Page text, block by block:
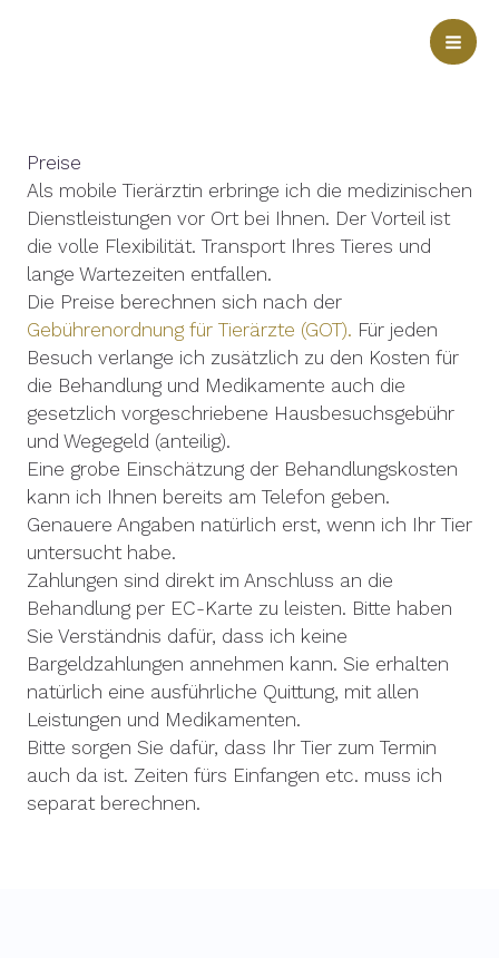
Preise
Als mobile Tierärztin erbringe ich die medizinischen
Dienstleistungen vor Ort bei Ihnen. Der Vorteil ist
die volle Flexibilität. Transport Ihres Tieres und
lange Wartezeiten entfallen.
Die Preise berechnen sich nach der
Gebührenordnung für Tierärzte (GOT). Für jeden
Besuch verlange ich zusätzlich zu den Kosten für
die Behandlung und Medikamente auch die
gesetzlich vorgeschriebene Hausbesuchsgebühr
und Wegegeld (anteilig).
Eine grobe Einschätzung der Behandlungskosten
kann ich Ihnen bereits am Telefon geben.
Genauere Angaben natürlich erst, wenn ich Ihr Tier
untersucht habe.
Zahlungen sind direkt im Anschluss an die
Behandlung per EC-Karte zu leisten. Bitte haben
Sie Verständnis dafür, dass ich keine
Bargeldzahlungen annehmen kann. Sie erhalten
natürlich eine ausführliche Quittung, mit allen
Leistungen und Medikamenten.
Bitte sorgen Sie dafür, dass Ihr Tier zum Termin
auch da ist. Zeiten fürs Einfangen etc. muss ich
separat berechnen.